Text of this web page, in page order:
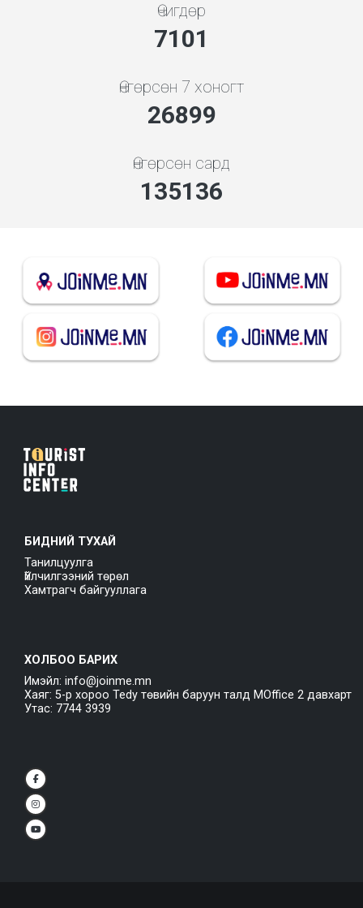
Өчигдөр
7354
Өнгөрсөн 7 хоногт
28820
Өнгөрсөн сард
139963
БИДНИЙ ТУХАЙ
Танилцуулга
Үйлчилгээний төрөл
Хамтрагч байгууллага
ХОЛБОО БАРИХ
Имэйл: info@joinme.mn
Хаяг: 5-р хороо Tedy төвийн баруун талд MOffice 2 давхарт
Утас: 7744 3939